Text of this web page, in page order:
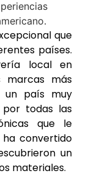
que
países.
local en
marcas más
un país muy
todas las
que le
ha convertido
un
materiales.